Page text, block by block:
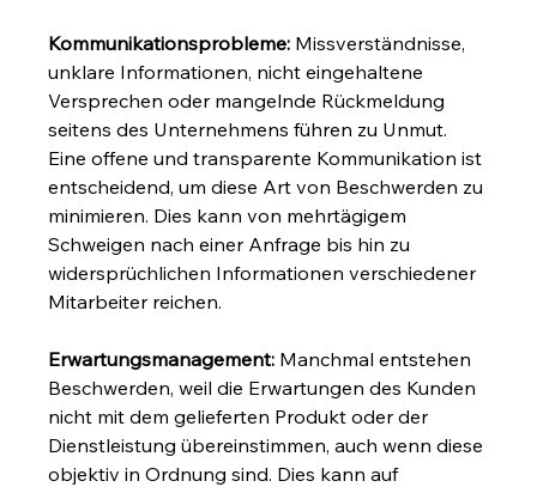
Kommunikationsprobleme: Missverständnisse,
unklare Informationen, nicht eingehaltene
Versprechen oder mangelnde Rückmeldung
seitens des Unternehmens führen zu Unmut.
Eine offene und transparente Kommunikation ist
entscheidend, um diese Art von Beschwerden zu
minimieren. Dies kann von mehrtägigem
Schweigen nach einer Anfrage bis hin zu
widersprüchlichen Informationen verschiedener
Mitarbeiter reichen.
Erwartungsmanagement: Manchmal entstehen
Beschwerden, weil die Erwartungen des Kunden
nicht mit dem gelieferten Produkt oder der
Dienstleistung übereinstimmen, auch wenn diese
objektiv in Ordnung sind. Dies kann auf